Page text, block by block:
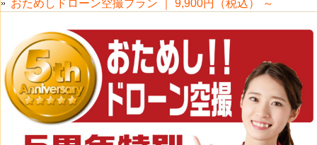
おためしドローン空撮プラン ｜ 9,900円（税込） ～